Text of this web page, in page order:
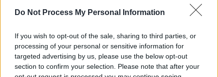
Do Not Process My Personal Information
If you wish to opt-out of the sale, sharing to third parties, or
processing of your personal or sensitive information for
targeted advertising by us, please use the below opt-out
section to confirm your selection. Please note that after your
Πολιτική|09.02.2022 07:00
Φυγή προς τα εμπρός - με όχημα την